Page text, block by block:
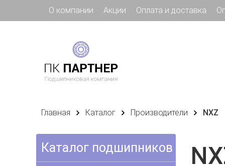
О компании Акции Оплата и доставка
Главная Каталог Производители NXZ
Каталог подшипников